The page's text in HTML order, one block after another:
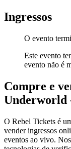
Ingressos
O evento
Este evento
evento não é
Compre e
Underworld
O Rebel Tickets é
vender ingressos
eventos ao vivo.